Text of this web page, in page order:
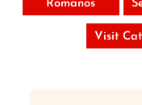
Romanos
Visit